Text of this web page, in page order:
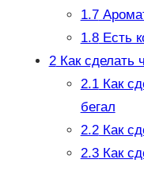
1.7
1.8Есть
2Как сделать
2.1Как
бегал
2.2Как
2.3Как